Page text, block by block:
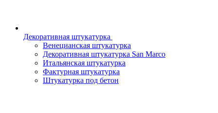
Декоративная штукатурка
Венецианская штукатурка
Декоративная штукатурка San Marco
Итальянская штукатурка
Фактурная штукатурка
Штукатурка под бетон